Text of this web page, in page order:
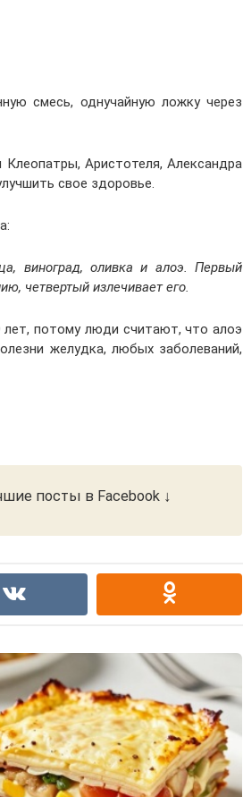
ую смесь, однучайную ложкучерез
Аристотеля, Александра
свое здоровье.
виноград, оливка и алоэ. Первый
четвертый излечивает его.
лет, потому люди считают, чтоалоэ
желудка, любых заболеваний,
посты в Facebook ↓